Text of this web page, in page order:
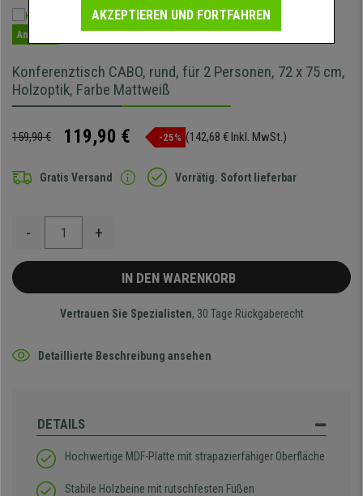
Angebot
Konferenztisch CABO, rund, für 2 Personen, 72 x 75 cm,
Holzoptik, Farbe Mattweiß
159,90 € 119,90 € -25% (142,68 € Inkl. MwSt.)
Gratis Versand Vorrätig. Sofort lieferbar
- +
IN DEN WARENKORB
Vertrauen Sie Spezialisten, 30 Tage Rückgaberecht
Detaillierte Beschreibung ansehen
DETAILS
Hochwertige MDF-Platte mit strapazierfähiger Oberfläche
Stabile Holzbeine mit rutschfesten Füßen
AKZEPTIEREN UND FORTFAHREN